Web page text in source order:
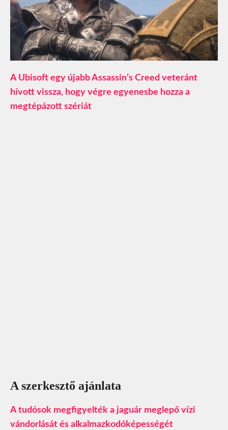
A Ubisoft egy újabb Assassin’s Creed veteránt
hívott vissza, hogy végre egyenesbe hozza a
megtépázott szériát
A szerkesztő ajánlata
A tudósok megfigyelték a jaguár meglepő vízi
vándorlását és alkalmazkodóképességét